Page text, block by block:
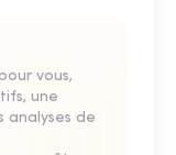
vous,
une
analyses de